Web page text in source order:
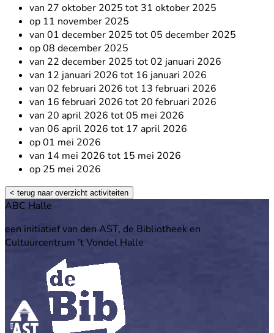
van 27 oktober 2025 tot 31 oktober 2025
op 11 november 2025
van 01 december 2025 tot 05 december 2025
op 08 december 2025
van 22 december 2025 tot 02 januari 2026
van 12 januari 2026 tot 16 januari 2026
van 02 februari 2026 tot 13 februari 2026
van 16 februari 2026 tot 20 februari 2026
van 20 april 2026 tot 05 mei 2026
van 06 april 2026 tot 17 april 2026
op 01 mei 2026
van 14 mei 2026 tot 15 mei 2026
op 25 mei 2026
< terug naar overzicht activiteiten
Footer
ABC Halle
een initiatief van den AST, de Bibliotheek en
Cultuurcentrum ’t Vondel Halle